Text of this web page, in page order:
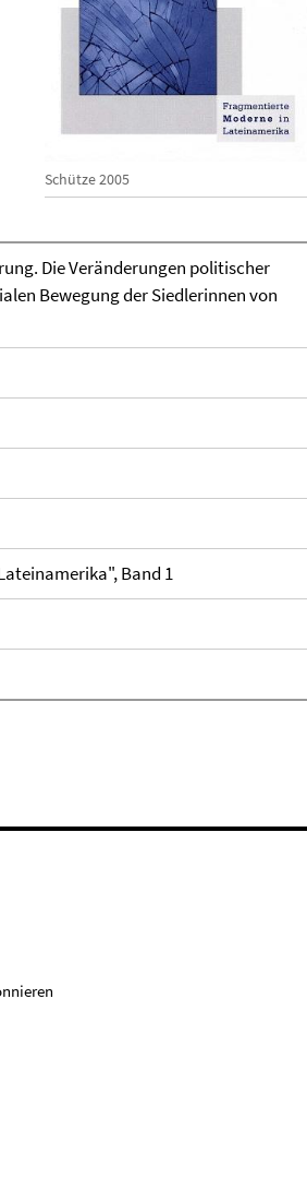
Schütze 2005
Die Veränderungen politischer
Bewegung der Siedlerinnen von
Band 1